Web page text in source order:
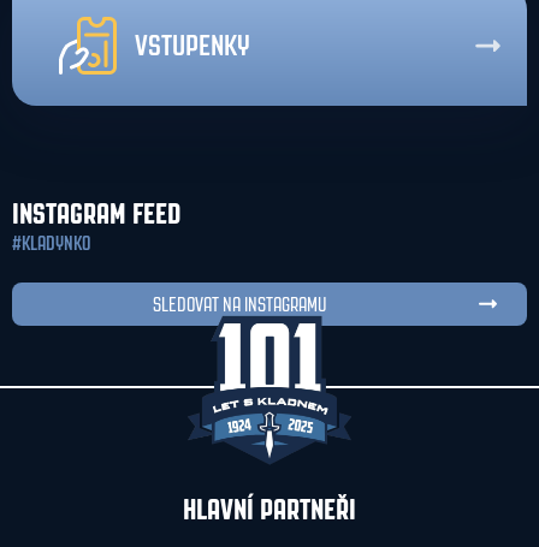
VSTUPENKY
INSTAGRAM FEED
#KLADYNKO
SLEDOVAT NA INSTAGRAMU
HLAVNÍ PARTNEŘI